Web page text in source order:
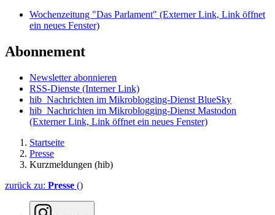
Wochenzeitung "Das Parlament" (Externer Link, Link öffnet
ein neues Fenster)
Abonnement
Newsletter abonnieren
RSS-Dienste (Interner Link)
hib_Nachrichten im Mikroblogging-Dienst BlueSky
hib_Nachrichten im Mikroblogging-Dienst Mastodon
(Externer Link, Link öffnet ein neues Fenster)
Startseite
Presse
Kurzmeldungen (hib)
zurück zu: Presse ()